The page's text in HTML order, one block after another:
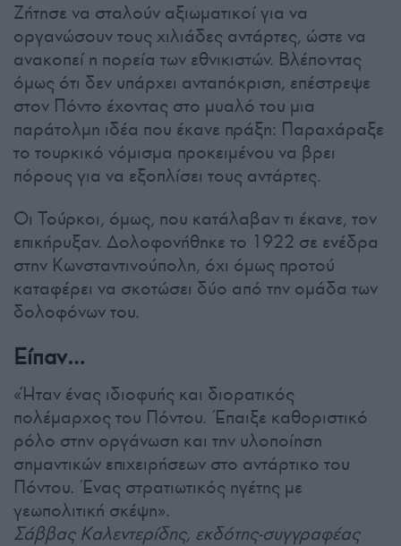
Ζήτησε να σταλούν αξιωματικοί για να
οργανώσουν τους χιλιάδες αντάρτες, ώστε να
ανακοπεί η πορεία των εθνικιστών. Βλέποντας
όμως ότι δεν υπάρχει ανταπόκριση, επέστρεψε
στον Πόντο έχοντας στο μυαλό του μια
παράτολμη ιδέα που έκανε πράξη: Παραχάραξε
το τουρκικό νόμισμα προκειμένου να βρει
πόρους για να εξοπλίσει τους αντάρτες.
Οι Τούρκοι, όμως, που κατάλαβαν τι έκανε, τον
επικήρυξαν. Δολοφονήθηκε το 1922 σε ενέδρα
στην Κωνσταντινούπολη, όχι όμως προτού
καταφέρει να σκοτώσει δύο από την ομάδα των
δολοφόνων του.
Είπαν…
«Ήταν ένας ιδιοφυής και διορατικός
πολέμαρχος του Πόντου. Έπαιξε καθοριστικό
ρόλο στην οργάνωση και την υλοποίηση
σημαντικών επιχειρήσεων στο αντάρτικο του
Πόντου. Ένας στρατιωτικός ηγέτης με
γεωπολιτική σκέψη».
Σάββας Καλεντερίδης, εκδότης-συγγραφέας